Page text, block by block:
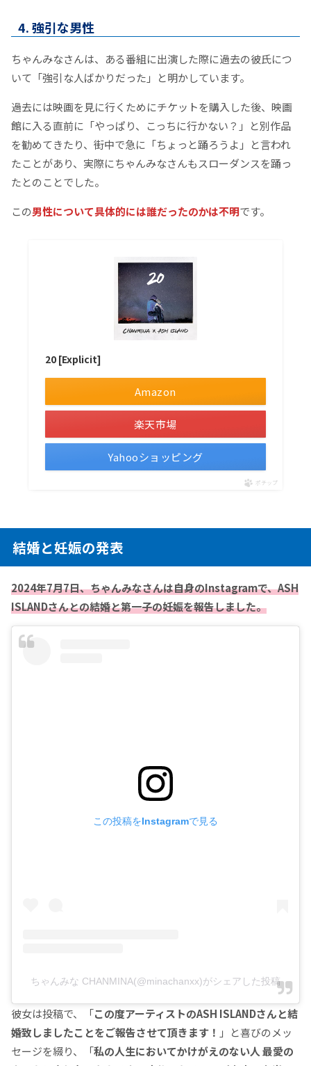
4. 強引な男性
ちゃんみなさんは、ある番組に出演した際に過去の彼氏につ
いて「強引な人ばかりだった」と明かしています。
過去には映画を見に行くためにチケットを購入した後、映画
館に入る直前に「やっぱり、こっちに行かない？」と別作品
を勧めてきたり、街中で急に「ちょっと踊ろうよ」と言われ
たことがあり、実際にちゃんみなさんもスローダンスを踊っ
たとのことでした。
この男性について具体的には誰だったのかは不明です。
20 [Explicit]
Amazon
楽天市場
Yahooショッピング
ポチップ
結婚と妊娠の発表
2024年7月7日、ちゃんみなさんは自身のInstagramで、ASH
ISLANDさんとの結婚と第一子の妊娠を報告しました。
この投稿をInstagramで見る
ちゃんみな CHANMINA(@minachanxx)がシェアした投稿
彼女は投稿で、「この度アーティストのASH ISLANDさんと結
婚致しましたことをご報告させて頂きます！ 」と喜びのメッ
セージを綴り、「私の人生においてかけがえのない人 最愛の